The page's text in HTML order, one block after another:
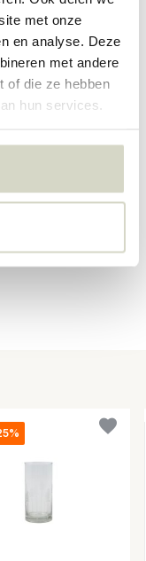
met onze
en analyse. Deze
met andere
of die ze hebben
hun services.
product..